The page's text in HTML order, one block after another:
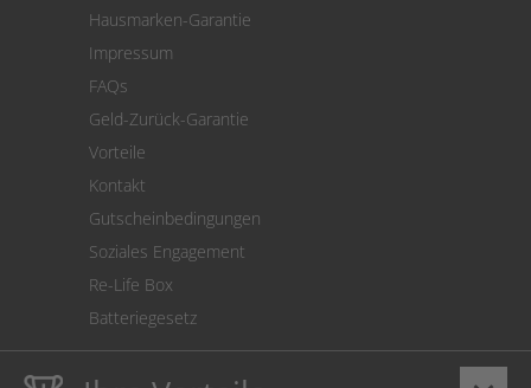
Cookie Einstellungen
Hausmarken-Garantie
Impressum
FAQs
Geld-Zurück-Garantie
Vorteile
Kontakt
Gutscheinbedingungen
Soziales Engagement
Re-Life Box
Batteriegesetz